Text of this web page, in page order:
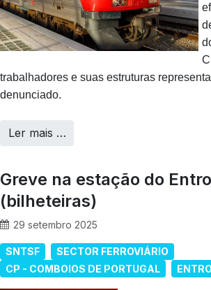
trabalhadores e suas estruturas
denunciado.
Ler mais …
Greve na estação do
(bilheteiras)
29 setembro 2025
SNTSF
SECTOR FERROVIÁRIO
CP - COMBOIOS DE PORTUGAL